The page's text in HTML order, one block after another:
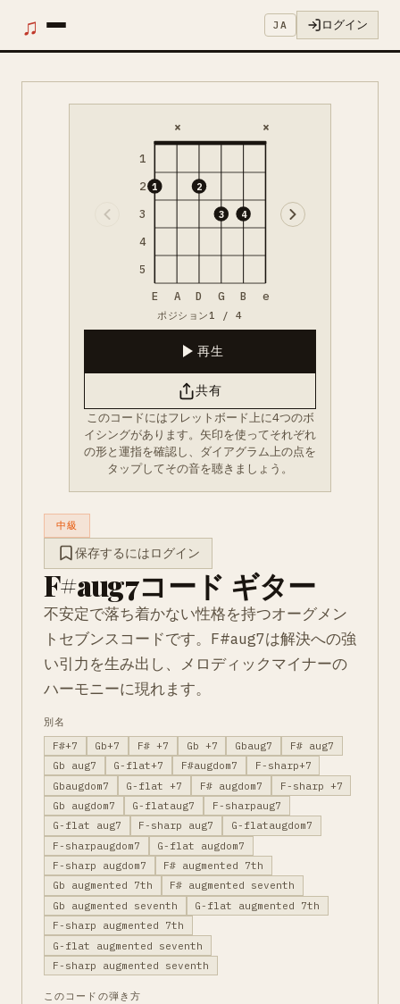
♫ JA ログイン
1
2
3
4
5
× ×
1 2
3 4
E A D G B e
ポジション1 / 4
再生
共有
このコードにはフレットボード上に4つのボ
イシングがあります。矢印を使ってそれぞれ
の形と運指を確認し、ダイアグラム上の点を
タップしてその音を聴きましょう。
中級
保存するにはログイン
F#aug7コード ギター
不安定で落ち着かない性格を持つオーグメン
トセブンスコードです。F#aug7は解決への強
い引力を生み出し、メロディックマイナーの
ハーモニーに現れます。
別名
F#+7
Gb+7 F# +7 Gb +7 Gbaug7
F# aug7
Gb aug7
G-flat+7 F#augdom7
F-sharp+7
Gbaugdom7
G-flat +7 F# augdom7
F-sharp +7
Gb augdom7
G-flataug7
F-sharpaug7
G-flat aug7
F-sharp aug7
G-flataugdom7
F-sharpaugdom7
G-flat augdom7
F-sharp augdom7
F# augmented 7th
Gb augmented 7th
F# augmented seventh
Gb augmented seventh
G-flat augmented 7th
F-sharp augmented 7th
G-flat augmented seventh
F-sharp augmented seventh
このコードの弾き方